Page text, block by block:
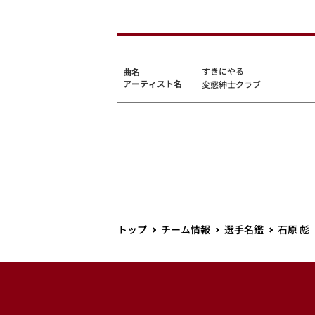
曲名
アーティスト名
すきにやる
変態紳士クラブ
トップ チーム情報 選手名鑑 石原 彪